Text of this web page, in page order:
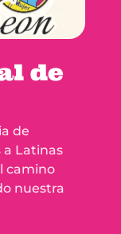
de
de
Latinas
camino
nuestra